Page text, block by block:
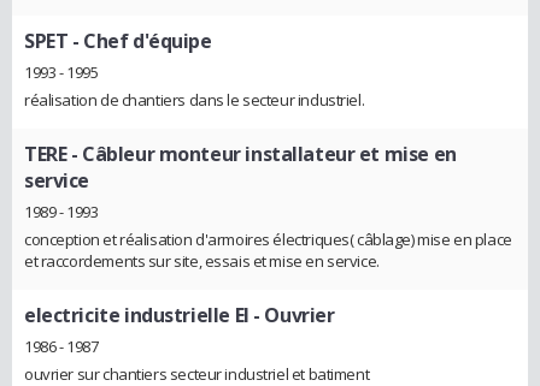
SPET - Chef d'équipe
1993 - 1995
réalisation de chantiers dans le secteur industriel.
TERE- Câbleur monteur installateur et mise en
service
1989 - 1993
conception et réalisation d'armoires électriques( câblage) mise en place
et raccordements sur site, essais et mise en service.
electricite industrielle EI - Ouvrier
1986 - 1987
ouvrier sur chantiers secteur industriel et batiment